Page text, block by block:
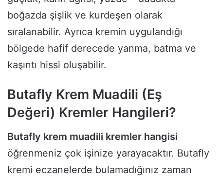
boğazda şişlik ve kurdeşen olarak
sıralanabilir. Ayrıca kremin uygulandığı
bölgede hafif derecede yanma, batma ve
kaşıntı hissi oluşabilir.
Butafly Krem Muadili (Eş
Değeri) Kremler Hangileri?
Butafly krem muadili kremler hangisi
öğrenmeniz çok işinize yarayacaktır. Butafly
kremi eczanelerde bulamadığınız zaman